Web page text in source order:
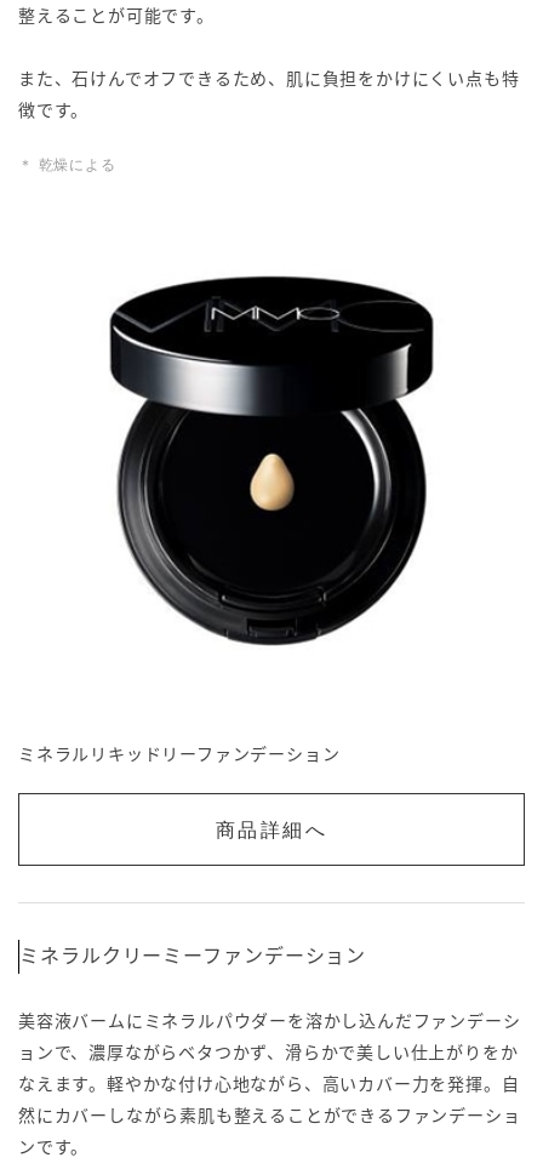
整えることが可能です。
また、石けんでオフできるため、肌に負担をかけにくい点も特
徴です。
＊ 乾燥による
ミネラルリキッドリーファンデーション
商品詳細へ
ミネラルクリーミーファンデーション
美容液バームにミネラルパウダーを溶かし込んだファンデーシ
ョンで、濃厚ながらベタつかず、滑らかで美しい仕上がりをか
なえます。軽やかな付け心地ながら、高いカバー力を発揮。自
然にカバーしながら素肌も整えることができるファンデーショ
ンです。